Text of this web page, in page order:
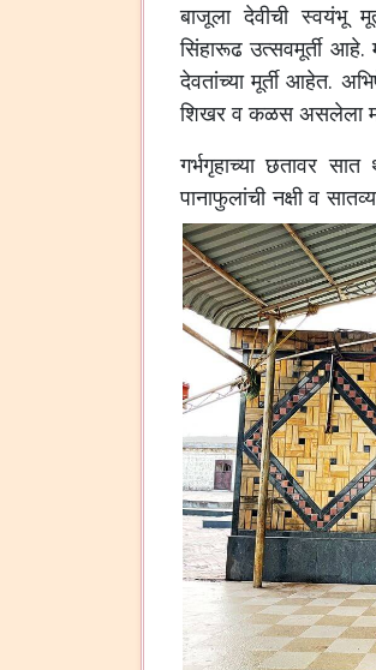
बाजूला देवीची स्वयंभू
सिंहारूढ उत्सवमूर्ती आहे.
देवतांच्या मूर्ती आहेत.
शिखर व कळस असलेला
गर्भगृहाच्या छतावर सात
पानाफुलांची नक्षी व